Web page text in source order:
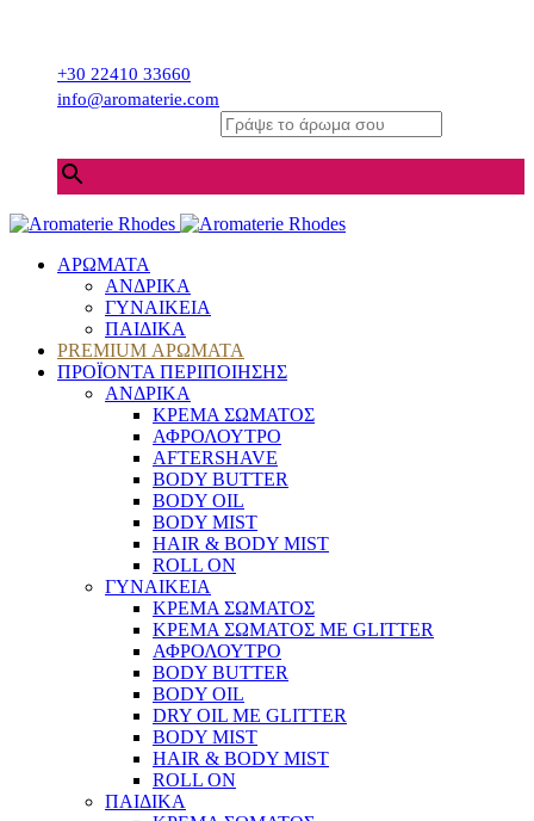
+30 22410 33660
info@aromaterie.com
ΑΡΩΜΑΤΑ
ΑΝΔΡΙΚΑ
ΓΥΝΑΙΚΕΙΑ
ΠΑΙΔΙΚΑ
PREMIUM ΑΡΩΜΑΤΑ
ΠΡΟΪΟΝΤΑ ΠΕΡΙΠΟΙΗΣΗΣ
ΑΝΔΡΙΚΑ
ΚΡΕΜΑ ΣΩΜΑΤΟΣ
ΑΦΡΟΛΟΥΤΡΟ
AFTERSHAVE
BODY BUTTER
BODY OIL
BODY MIST
HAIR & BODY MIST
ROLL ON
ΓΥΝΑΙΚΕΙΑ
ΚΡΕΜΑ ΣΩΜΑΤΟΣ
ΚΡΕΜΑ ΣΩΜΑΤΟΣ ΜΕ GLITTER
ΑΦΡΟΛΟΥΤΡΟ
BODY BUTTER
BODY OIL
DRY OIL ΜΕ GLITTER
BODY MIST
HAIR & BODY MIST
ROLL ON
ΠΑΙΔΙΚΑ